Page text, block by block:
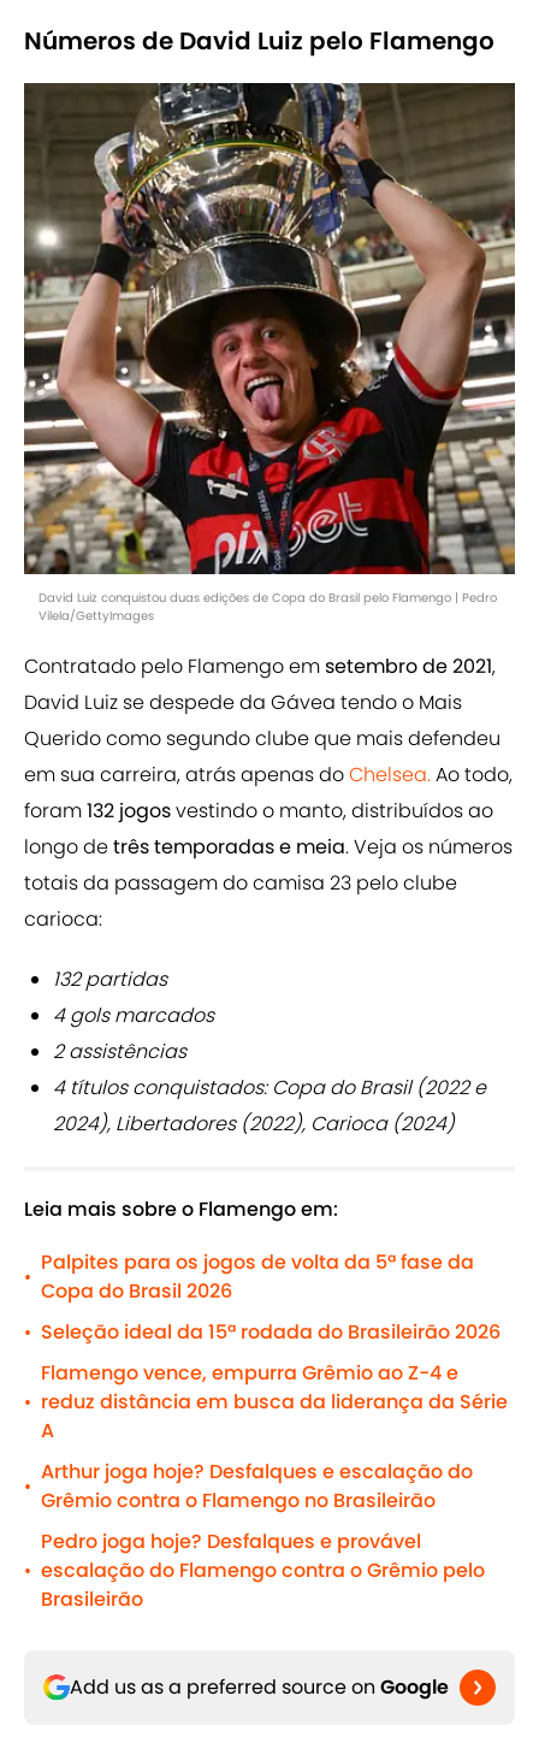
Números de David Luiz pelo Flamengo
David Luiz conquistou duas edições de Copa do Brasil pelo Flamengo | Pedro
Vilela/GettyImages
Contratado pelo Flamengo emsetembro de 2021,
David Luiz se despede da Gávea tendo o Mais
Querido como segundo clube que mais defendeu
em sua carreira, atrás apenas doChelsea.Ao todo,
foram132 jogosvestindo o manto, distribuídos ao
longo detrês temporadas e meia. Veja os números
totais da passagem do camisa 23 pelo clube
carioca:
132 partidas
4 gols marcados
2 assistências
4 títulos conquistados: Copa do Brasil (2022 e
2024), Libertadores (2022), Carioca (2024)
Leia mais sobre o Flamengo em:
•
Palpites para os jogos de volta da 5ª fase da
Copa do Brasil 2026
• Seleção ideal da 15ª rodada do Brasileirão 2026
•
Flamengo vence, empurra Grêmio ao Z-4 e
reduz distância em busca da liderança da Série
A
•
Arthur joga hoje? Desfalques e escalação do
Grêmio contra o Flamengo no Brasileirão
•
Pedro joga hoje? Desfalques e provável
escalação do Flamengo contra o Grêmio pelo
Brasileirão
Add us as a preferred source on Google